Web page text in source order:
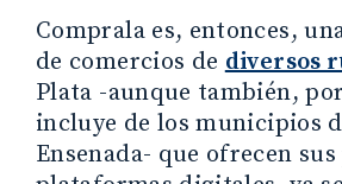
Comprala es, entonces,
de comercios dediversos
Plata -aunque también,
incluye de los municipios
Ensenada- que ofrecen